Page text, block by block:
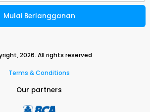
Mulai Berlangganan
2026. All rights reserved
Terms & Conditions
Our partners